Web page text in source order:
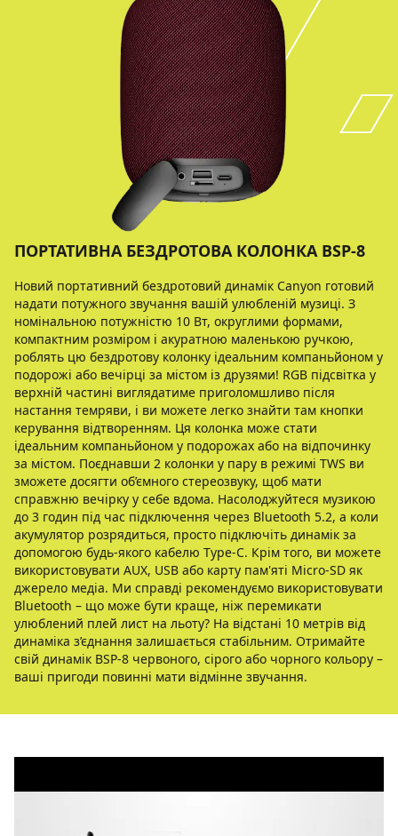
ПОРТАТИВНА БЕЗДРОТОВА КОЛОНКА BSP-8
Новий портативний бездротовий динамік Canyon готовий
надати потужного звучання вашій улюбленій музиці. З
номінальною потужністю 10 Вт, округлими формами,
компактним розміром і акуратною маленькою ручкою,
роблять цю бездротову колонку ідеальним компаньйоном у
подорожі або вечірці за містом із друзями! RGB підсвітка у
верхній частині виглядатиме приголомшливо після
настання темряви, і ви можете легко знайти там кнопки
керування відтворенням. Ця колонка може стати
ідеальним компаньйоном у подорожах або на відпочинку
за містом. Поєднавши 2 колонки у пару в режимі TWS ви
зможете досягти об’ємного стереозвуку, щоб мати
справжню вечірку у себе вдома. Насолоджуйтеся музикою
до 3 годин під час підключення через Bluetooth 5.2, а коли
акумулятор розрядиться, просто підключіть динамік за
допомогою будь-якого кабелю Type-C. Крім того, ви можете
використовувати AUX, USB або карту пам'яті Micro-SD як
джерело медіа. Ми справді рекомендуємо використовувати
Bluetooth – що може бути краще, ніж перемикати
улюблений плей лист на льоту? На відстані 10 метрів від
динаміка з’єднання залишається стабільним. Отримайте
свій динамік BSP-8 червоного, сірого або чорного кольору –
ваші пригоди повинні мати відмінне звучання.